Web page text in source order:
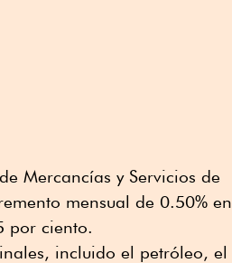
Mercancías y Servicios de
mensual de 0.50% en
por ciento.
incluido el petróleo, el